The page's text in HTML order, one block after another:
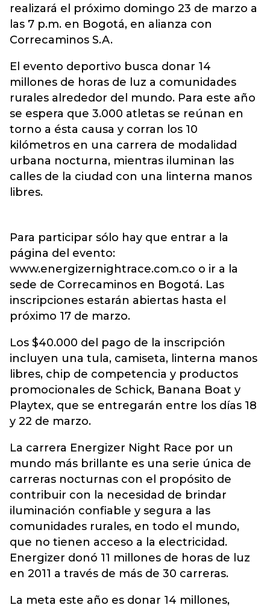
realizará el próximo domingo 23 de marzo a
las 7 p.m. en Bogotá, en alianza con
Correcaminos S.A.
El evento deportivo busca donar 14
millones de horas de luz a comunidades
rurales alrededor del mundo. Para este año
se espera que 3.000 atletas se reúnan en
torno a ésta causa y corran los 10
kilómetros en una carrera de modalidad
urbana nocturna, mientras iluminan las
calles de la ciudad con una linterna manos
libres.
Para participar sólo hay que entrar a la
página del evento:
www.energizernightrace.com.co o ir a la
sede de Correcaminos en Bogotá. Las
inscripciones estarán abiertas hasta el
próximo 17 de marzo.
Los $40.000 del pago de la inscripción
incluyen una tula, camiseta, linterna manos
libres, chip de competencia y productos
promocionales de Schick, Banana Boat y
Playtex, que se entregarán entre los días 18
y 22 de marzo.
La carrera Energizer Night Race por un
mundo más brillante es una serie única de
carreras nocturnas con el propósito de
contribuir con la necesidad de brindar
iluminación confiable y segura a las
comunidades rurales, en todo el mundo,
que no tienen acceso a la electricidad.
Energizer donó 11 millones de horas de luz
en 2011 a través de más de 30 carreras.
La meta este año es donar 14 millones,